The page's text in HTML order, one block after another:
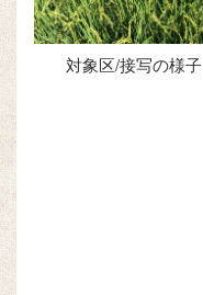
対象区/接写の様子